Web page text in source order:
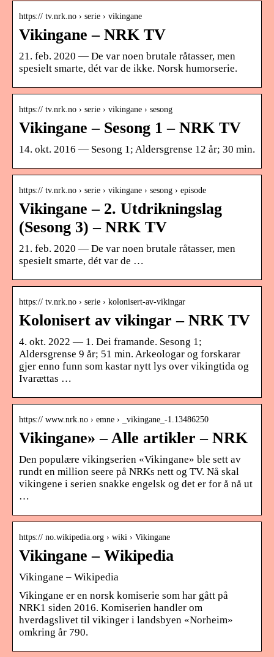
https:// tv.nrk.no › serie › vikingane
Vikingane – NRK TV
21. feb. 2020 — De var noen brutale råtasser, men
spesielt smarte, dét var de ikke. Norsk humorserie.
https:// tv.nrk.no › serie › vikingane › sesong
Vikingane – Sesong 1 – NRK TV
14. okt. 2016 — Sesong 1; Aldersgrense 12 år; 30 min.
https:// tv.nrk.no › serie › vikingane › sesong › episode
Vikingane – 2. Utdrikningslag
(Sesong 3) – NRK TV
21. feb. 2020 — De var noen brutale råtasser, men
spesielt smarte, dét var de …
https:// tv.nrk.no › serie › kolonisert-av-vikingar
Kolonisert av vikingar – NRK TV
4. okt. 2022 — 1. Dei framande. Sesong 1;
Aldersgrense 9 år; 51 min. Arkeologar og forskarar
gjer enno funn som kastar nytt lys over vikingtida og
Ivarættas …
https:// www.nrk.no › emne › _vikingane_-1.13486250
Vikingane» – Alle artikler – NRK
Den populære vikingserien «Vikingane» ble sett av
rundt en million seere på NRKs nett og TV. Nå skal
vikingene i serien snakke engelsk og det er for å nå ut
…
https:// no.wikipedia.org › wiki › Vikingane
Vikingane – Wikipedia
Vikingane – Wikipedia
Vikingane er en norsk komiserie som har gått på
NRK1 siden 2016. Komiserien handler om
hverdagslivet til vikinger i landsbyen «Norheim»
omkring år 790.